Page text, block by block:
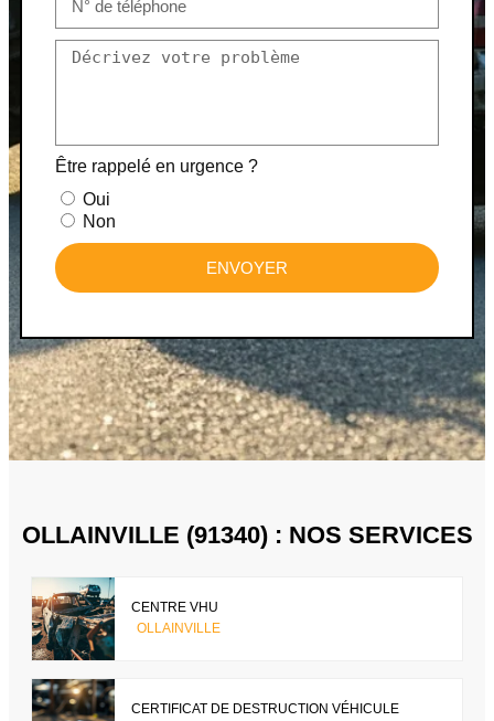
Être rappelé en urgence ?
Oui
Non
ENVOYER
OLLAINVILLE (91340) : NOS SERVICES
CENTRE VHU
OLLAINVILLE
CERTIFICAT DE DESTRUCTION VÉHICULE